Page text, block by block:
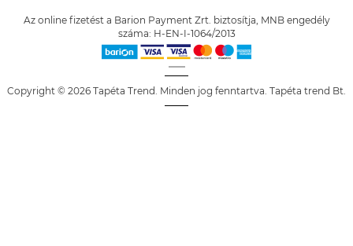
Az online fizetést a Barion Payment Zrt. biztosítja, MNB engedély
száma: H-EN-I-1064/2013
Copyright © 2026 Tapéta Trend. Minden jog fenntartva. Tapéta trend Bt.